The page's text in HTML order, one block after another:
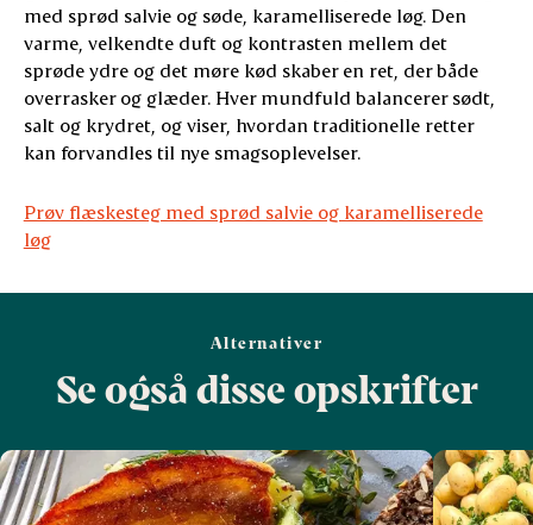
med sprød salvie og søde, karamelliserede løg. Den
varme, velkendte duft og kontrasten mellem det
sprøde ydre og det møre kød skaber en ret, der både
overrasker og glæder. Hver mundfuld balancerer sødt,
salt og krydret, og viser, hvordan traditionelle retter
kan forvandles til nye smagsoplevelser.
Prøv flæskesteg med sprød salvie og karamelliserede
løg
Alternativer
Se også disse opskrifter